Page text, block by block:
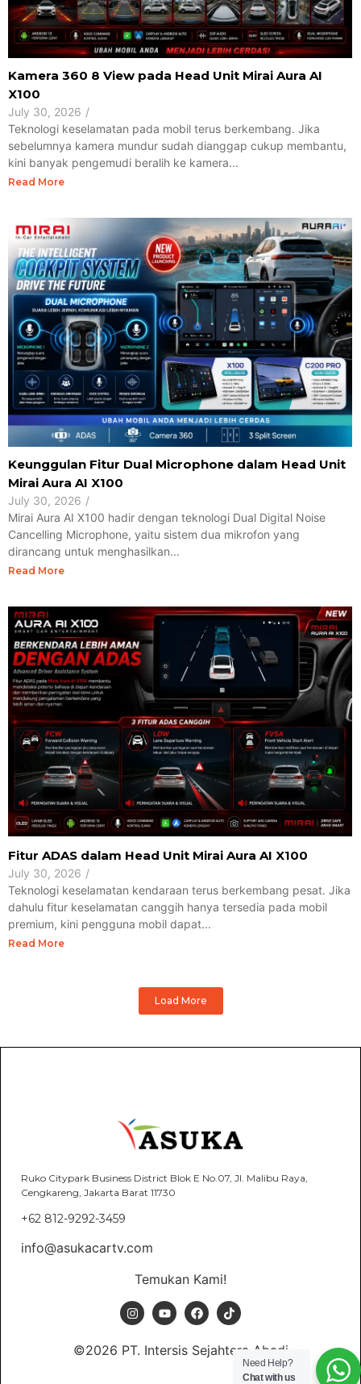
Kamera 360 8 View pada Head Unit Mirai Aura AI
X100
July 30, 2026 /
Teknologi keselamatan pada mobil terus berkembang. Jika
sebelumnya kamera mundur sudah dianggap cukup membantu,
kini banyak pengemudi beralih ke kamera...
Read More
Keunggulan Fitur Dual Microphone dalam Head Unit
Mirai Aura AI X100
July 30, 2026 /
Mirai Aura AI X100 hadir dengan teknologi Dual Digital Noise
Cancelling Microphone, yaitu sistem dua mikrofon yang
dirancang untuk menghasilkan...
Read More
Fitur ADAS dalam Head Unit Mirai Aura AI X100
July 30, 2026 /
Teknologi keselamatan kendaraan terus berkembang pesat. Jika
dahulu fitur keselamatan canggih hanya tersedia pada mobil
premium, kini pengguna mobil dapat...
Read More
Load More
Ruko Citypark Business District Blok E No.07, Jl. Malibu Raya,
Cengkareng, Jakarta Barat 11730
+62 812-9292-3459
info@asukacartv.com
Temukan Kami!
©2026 PT. Intersis Sejahtera Abadi
Need Help?
Chat with us